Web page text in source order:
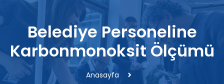
Belediye Personeline
Karbonmonoksit Ölçümü
Anasayfa